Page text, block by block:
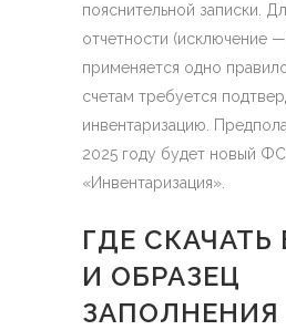
пояснительной записки.
отчетности (исключение —
применяется одно
счетам требуется
инвентаризацию.
2025 году будет новый
«Инвентаризация».
ГДЕ СКАЧАТЬ
И ОБРАЗЕЦ
ЗАПОЛНЕНИЯ